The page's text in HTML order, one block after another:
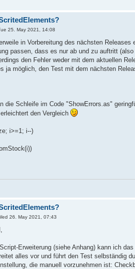
25. May 2021, 14:08
in Vorbereitung des nächsten
passen, dass es nur ab und zu auftritt
den Fehler weder mit dem aktuellen
ja möglich, den Test mit dem nächsten
die Schleife im Code "ShowErrors.as"
den Vergleich
i>=1; i--)
26. May 2021, 07:43
Erweiterung (siehe Anhang) kann ich
alles vor und führt den Test selbständig
die manuell vorzunehmen ist: